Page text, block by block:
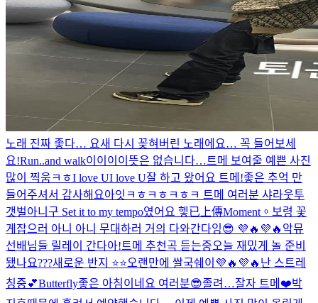
노래 진짜 좋다… 요새 다시 꽂혀버린 노래에요… 꼭 들어보세
요!Run..and walk이이이이뜻은 없습니다…트메 보여줄 예쁜 사진
많이 찍움ㅋㅎI love UI love U잘 하고 왔어요 트메!좋은 추억 만
들어주셔서 감사해요아잇ㅋㅎㅋㅎㅋㅎㅋ 트메 여러분 샤라웃투
갯벌아니구 Set it to my tempo였어요 헿已上傳Moment。 보령 꽃
게잡으러 아니 아니 무대하러 거의 다와간다잉😎 💜🔥💜🔥 악뮤
선배님들 릴레이 간다아!트메 추천곡 듣는중오늘 재밌게 놀 준비
됐나요???새로운 반지 ⭐️⭐️오랜만에 쌀국쉐이💜🔥💜🔥 난 스트레
칭중💕Butterfly좋은 아침이네요 여러분😎졸려…잘자 트메❤️박